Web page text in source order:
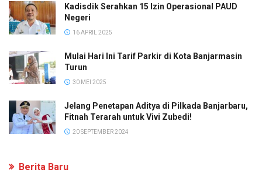
Kadisdik Serahkan 15 Izin Operasional PAUD
Negeri
16 APRIL 2025
Mulai Hari Ini Tarif Parkir di Kota Banjarmasin
Turun
30 MEI 2025
Jelang Penetapan Aditya di Pilkada Banjarbaru,
Fitnah Terarah untuk Vivi Zubedi!
20 SEPTEMBER 2024
Berita Baru